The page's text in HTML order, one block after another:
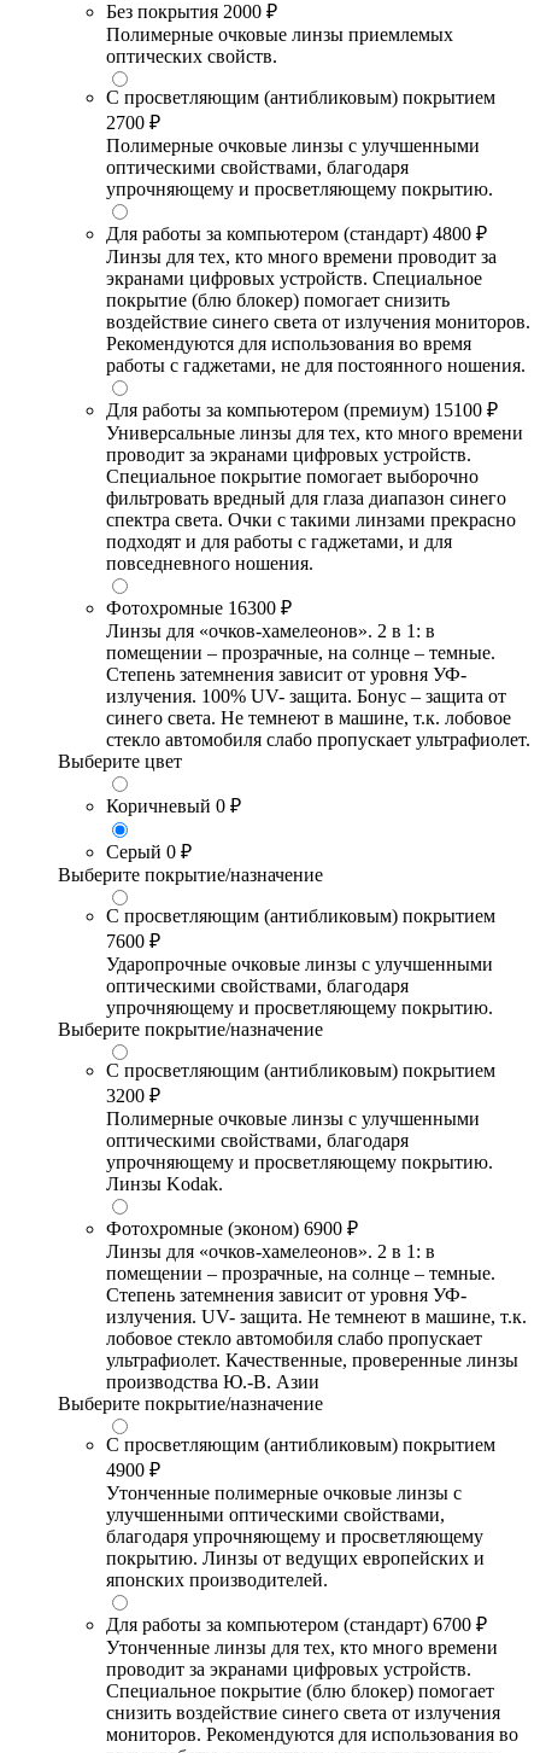
Без покрытия 2000 ₽
Полимерные очковые линзы приемлемых
оптических свойств.
С просветляющим (антибликовым) покрытием
2700 ₽
Полимерные очковые линзы с улучшенными
оптическими свойствами, благодаря
упрочняющему и просветляющему покрытию.
Для работы за компьютером (стандарт) 4800 ₽
Линзы для тех, кто много времени проводит за
экранами цифровых устройств. Специальное
покрытие (блю блокер) помогает снизить
воздействие синего света от излучения мониторов.
Рекомендуются для использования во время
работы с гаджетами, не для постоянного ношения.
Для работы за компьютером (премиум) 15100 ₽
Универсальные линзы для тех, кто много времени
проводит за экранами цифровых устройств.
Специальное покрытие помогает выборочно
фильтровать вредный для глаза диапазон синего
спектра света. Очки с такими линзами прекрасно
подходят и для работы с гаджетами, и для
повседневного ношения.
Фотохромные 16300 ₽
Линзы для «очков-хамелеонов». 2 в 1: в
помещении – прозрачные, на солнце – темные.
Степень затемнения зависит от уровня УФ-
излучения. 100% UV- защита. Бонус – защита от
синего света. Не темнеют в машине, т.к. лобовое
стекло автомобиля слабо пропускает ультрафиолет.
Выберите цвет
Коричневый 0 ₽
Серый 0 ₽
Выберите покрытие/назначение
С просветляющим (антибликовым) покрытием
7600 ₽
Ударопрочные очковые линзы с улучшенными
оптическими свойствами, благодаря
упрочняющему и просветляющему покрытию.
Выберите покрытие/назначение
С просветляющим (антибликовым) покрытием
3200 ₽
Полимерные очковые линзы с улучшенными
оптическими свойствами, благодаря
упрочняющему и просветляющему покрытию.
Линзы Kodak.
Фотохромные (эконом) 6900 ₽
Линзы для «очков-хамелеонов». 2 в 1: в
помещении – прозрачные, на солнце – темные.
Степень затемнения зависит от уровня УФ-
излучения. UV- защита. Не темнеют в машине, т.к.
лобовое стекло автомобиля слабо пропускает
ультрафиолет. Качественные, проверенные линзы
производства Ю.-В. Азии
Выберите покрытие/назначение
С просветляющим (антибликовым) покрытием
4900 ₽
Утонченные полимерные очковые линзы с
улучшенными оптическими свойствами,
благодаря упрочняющему и просветляющему
покрытию. Линзы от ведущих европейских и
японских производителей.
Для работы за компьютером (стандарт) 6700 ₽
Утонченные линзы для тех, кто много времени
проводит за экранами цифровых устройств.
Специальное покрытие (блю блокер) помогает
снизить воздействие синего света от излучения
мониторов. Рекомендуются для использования во